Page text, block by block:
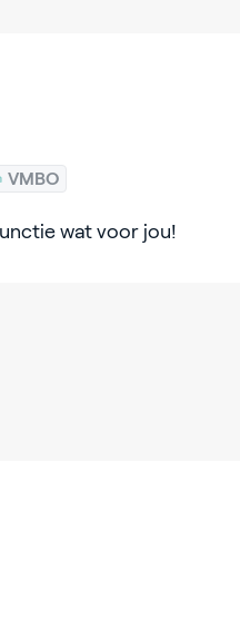
VMBO
wat voor jou!